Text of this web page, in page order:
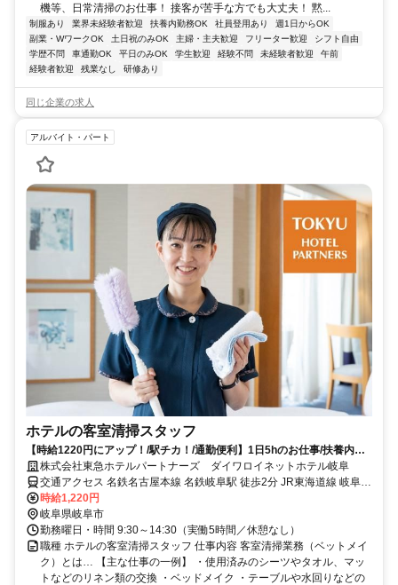
機等、日常清掃のお仕事！ 接客が苦手な方でも大丈夫！ 黙...
制服あり 業界未経験者歓迎 扶養内勤務OK 社員登用あり
週1日からOK
副業・WワークOK
土日祝のみOK 主婦・主夫歓迎 フリーター歓迎
シフト自由
学歴不問
車通勤OK 平日のみOK 学生歓迎 経験不問 未経験者歓迎
午前
経験者歓迎
残業なし 研修あり
同じ企業の求人
アルバイト・パート
ホテルの客室清掃スタッフ
【時給1220円にアップ！/駅チカ！/通勤便利】1日5hのお仕事/扶養内勤
務OK/安心の東急グループ
株式会社東急ホテルパートナーズ ダイワロイネットホテル岐阜
交通アクセス 名鉄名古屋本線 名鉄岐阜駅 徒歩2分 JR東海道線 岐阜駅
長良口 徒歩6分
時給1,220円
岐阜県岐阜市
勤務曜日・時間 9:30～14:30（実働5時間／休憩なし）
職種 ホテルの客室清掃スタッフ 仕事内容 客室清掃業務（ベットメイ
ク）とは… 【主な仕事の一例】 ・使用済みのシーツやタオル、マッ
トなどのリネン類の交換 ・ベッドメイク ・テーブルや水回りなどの